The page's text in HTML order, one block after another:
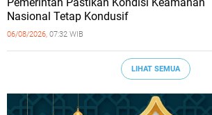
Pemerintah Pastikan Kondisi Keamanan
Nasional Tetap Kondusif
06/08/2026, 07:32 WIB
LIHAT SEMUA